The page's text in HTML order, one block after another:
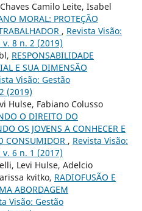
Camilo Leite, Isabel
MORAL: PROTEÇÃO
, Revista Visão:
8 n. 2 (2019)
RESPONSABILIDADE
E SUA DIMENSÃO
Visão: Gestão
(2019)
Hulse, Fabiano Colusso
O DIREITO DO
OS JOVENS A CONHECER E
CONSUMIDOR , Revista Visão:
6 n. 1 (2017)
Levi Hulse, Adelcio
kvitko, RADIOFUSÃO E
ABORDAGEM
Visão: Gestão